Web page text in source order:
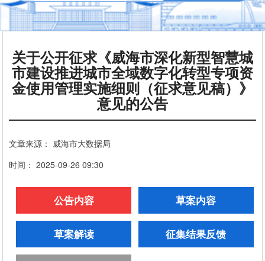
关于公开征求《威海市深化新型智慧城
市建设推进城市全域数字化转型专项资
金使用管理实施细则（征求意见稿）》
意见的公告
文章来源： 威海市大数据局
时间： 2025-09-26 09:30
公告内容 草案内容
草案解读 征集结果反馈